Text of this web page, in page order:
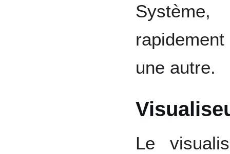
rapidement
une autre.
Le